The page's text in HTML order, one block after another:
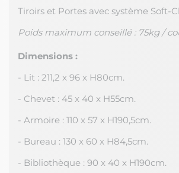
Tiroirs et Portes avec système Soft-
Poids maximum conseillé : 75kg /
Dimensions :
- Lit : 211,2 x 96 x H80cm.
- Chevet : 45 x 40 x H55cm.
- Armoire : 110 x 57 x H190,5cm.
- Bureau : 130 x 60 x H84,5cm.
- Bibliothèque : 90 x 40 x H190cm.